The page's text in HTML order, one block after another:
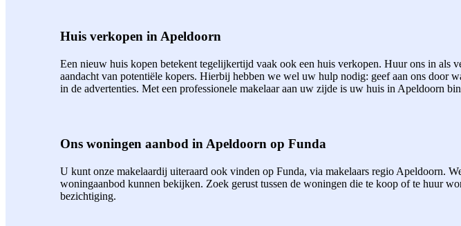
Huis verkopen in Apeldoorn
Een nieuw huis kopen betekent tegelijkertijd vaak ook een huis verkopen. Huur ons in
aandacht van potentiële kopers. Hierbij hebben we wel uw hulp nodig: geef aan ons door
in de advertenties. Met een professionele makelaar aan uw zijde is uw huis in Apeldoorn
Ons woningen aanbod in Apeldoorn op Funda
U kunt onze makelaardij uiteraard ook vinden op Funda, via makelaars regio Apeldoorn.
woningaanbod kunnen bekijken. Zoek gerust tussen de woningen die te koop of te huur
bezichtiging.